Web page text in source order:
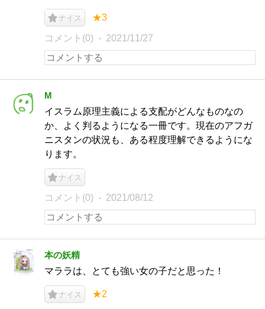
ナイス ★3
コメント(0) 2021/11/27
M
イスラム原理主義による支配がどんなものなの
か、よく判るようになる一冊です。現在のアフガ
ニスタンの状況も、ある程度理解できるようにな
ります。
ナイス
コメント(0) 2021/08/12
本の妖精
マララは、とても強い女の子だと思った！
ナイス ★2